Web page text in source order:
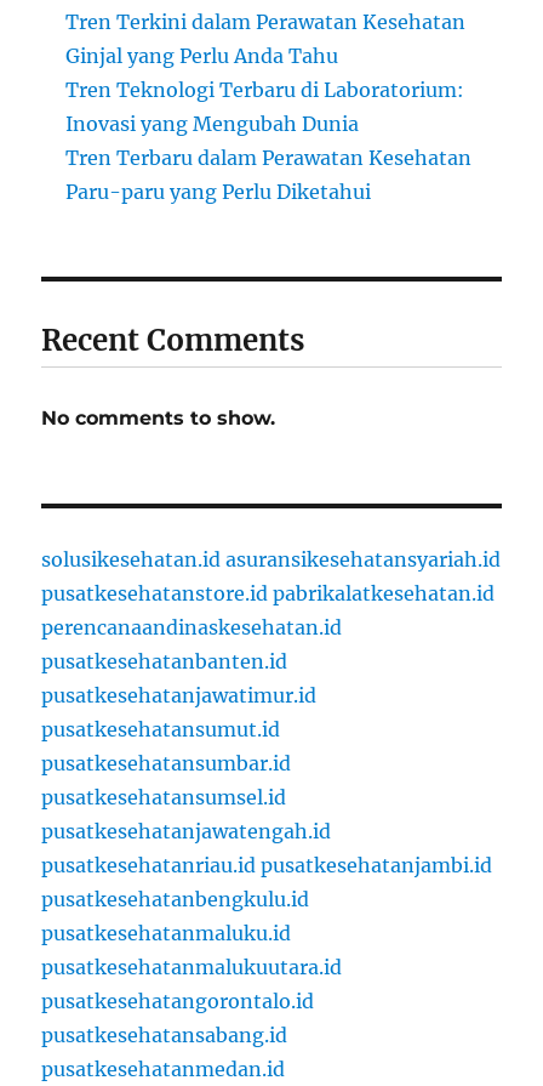
Tren Terkini dalam Perawatan Kesehatan
Ginjal yang Perlu Anda Tahu
Tren Teknologi Terbaru di Laboratorium:
Inovasi yang Mengubah Dunia
Tren Terbaru dalam Perawatan Kesehatan
Paru-paru yang Perlu Diketahui
Recent Comments
No comments to show.
solusikesehatan.id asuransikesehatansyariah.id
pusatkesehatanstore.id pabrikalatkesehatan.id
perencanaandinaskesehatan.id
pusatkesehatanbanten.id
pusatkesehatanjawatimur.id
pusatkesehatansumut.id
pusatkesehatansumbar.id
pusatkesehatansumsel.id
pusatkesehatanjawatengah.id
pusatkesehatanriau.id pusatkesehatanjambi.id
pusatkesehatanbengkulu.id
pusatkesehatanmaluku.id
pusatkesehatanmalukuutara.id
pusatkesehatangorontalo.id
pusatkesehatansabang.id
pusatkesehatanmedan.id